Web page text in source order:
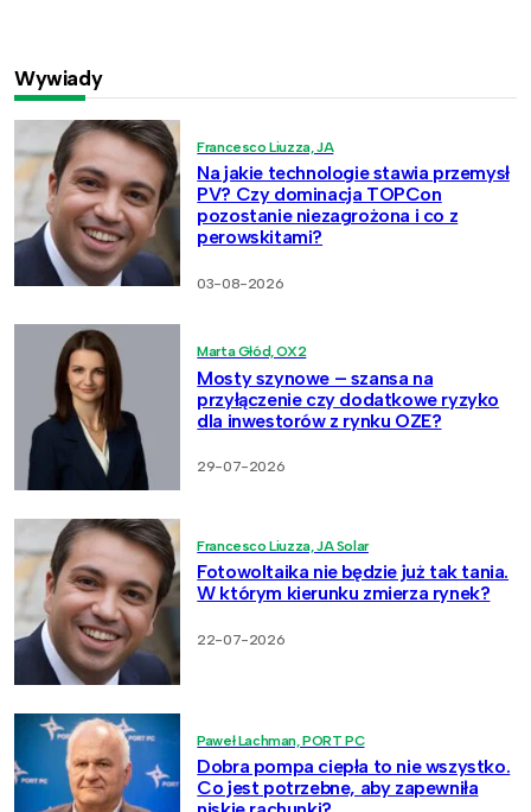
Wywiady
Francesco Liuzza, JA
Na jakie technologie stawia przemysł
PV? Czy dominacja TOPCon
pozostanie niezagrożona i co z
perowskitami?
03-08-2026
Marta Głód, OX2
Mosty szynowe – szansa na
przyłączenie czy dodatkowe ryzyko
dla inwestorów z rynku OZE?
29-07-2026
Francesco Liuzza, JA Solar
Fotowoltaika nie będzie już tak tania.
W którym kierunku zmierza rynek?
22-07-2026
Paweł Lachman, PORT PC
Dobra pompa ciepła to nie wszystko.
Co jest potrzebne, aby zapewniła